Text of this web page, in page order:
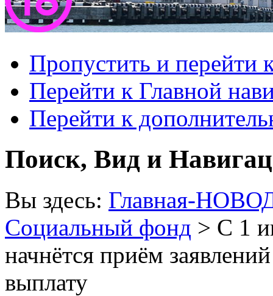
Пропустить и перейти
Перейти к Главной
Перейти к
Поиск, Вид и
Вы здесь: Главная-
Социальный фонд > С 1
начнётся приём
выплату